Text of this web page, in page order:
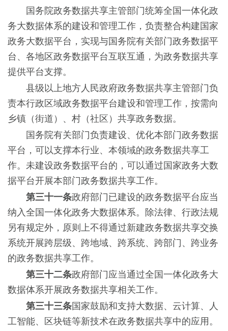
国务院政务数据共享主管部门统筹全国一体化政
务大数据体系的建设和管理工作，负责整合构建国家
政务大数据平台，实现与国务院有关部门政务数据平
台、各地区政务数据平台互联互通，为政务数据共享
提供平台支撑。
县级以上地方人民政府政务数据共享主管部门负
责本行政区域政务数据平台建设和管理工作，按需向
乡镇（街道）、村（社区）共享政务数据。
国务院有关部门负责建设、优化本部门政务数据
平台，可以支撑本行业、本领域的政务数据共享工
作。未建设政务数据平台的，可以通过国家政务大数
据平台开展本部门政务数据共享工作。
第三十一条政府部门已建设的政务数据平台应当
纳入全国一体化政务大数据体系。除法律、行政法规
另有规定外，原则上不得通过新建政务数据共享交换
系统开展跨层级、跨地域、跨系统、跨部门、跨业务
的政务数据共享工作。
第三十二条政府部门应当通过全国一体化政务大
数据体系开展政务数据共享相关工作。
第三十三条国家鼓励和支持大数据、云计算、人
工智能、区块链等新技术在政务数据共享中的应用。